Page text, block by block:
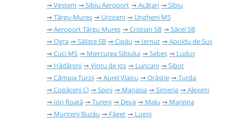
Veștem
Sibiu Aeroport Acățari
Sibiu
Târgu-Mureș
Urziceni
Ungheni MS
Aeroport Târgu Mureș
Cristian SB
Săcel SB
Ogra
Săliște SB Cipău Iernut
Apoldu de Sus
Cuci MS
Miercurea Sibiului Sebeș
Luduș
Hădăreni
Vințu de Jos Luncani
Șibot
Câmpia Turzii
Aurel Vlaicu Orăștie
Turda
Copăceni CJ
Spini Manasia Simeria
Alexeni
Ion Roată
Tureni Deva Malu
Margina
Munteni Buzău
Făget
Lugoj